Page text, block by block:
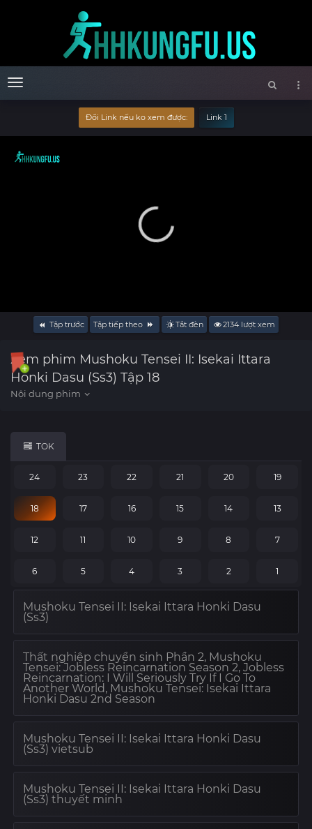
Menu
Đổi Link nếu ko xem được: Link 1
Tập trước Tập tiếp theo Tắt đèn 2134 lượt xem
Xem phim Mushoku Tensei II: Isekai Ittara
Honki Dasu (Ss3) Tập 18
TOK
24 23 22 21 20 19
18 17 16 15 14 13
12 11 10 9 8 7
6 5 4 3 2 1
Mushoku Tensei II: Isekai Ittara Honki Dasu
(Ss3)
Thất nghiệp chuyển sinh Phần 2, Mushoku
Tensei: Jobless Reincarnation Season 2, Jobless
Reincarnation: I Will Seriously Try If I Go To
Another World, Mushoku Tensei: Isekai Ittara
Honki Dasu 2nd Season
Mushoku Tensei II: Isekai Ittara Honki Dasu
(Ss3) vietsub
Mushoku Tensei II: Isekai Ittara Honki Dasu
(Ss3) thuyết minh